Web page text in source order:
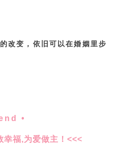
改变，依旧可以在婚姻里步
•
幸福,为爱做主！<<<